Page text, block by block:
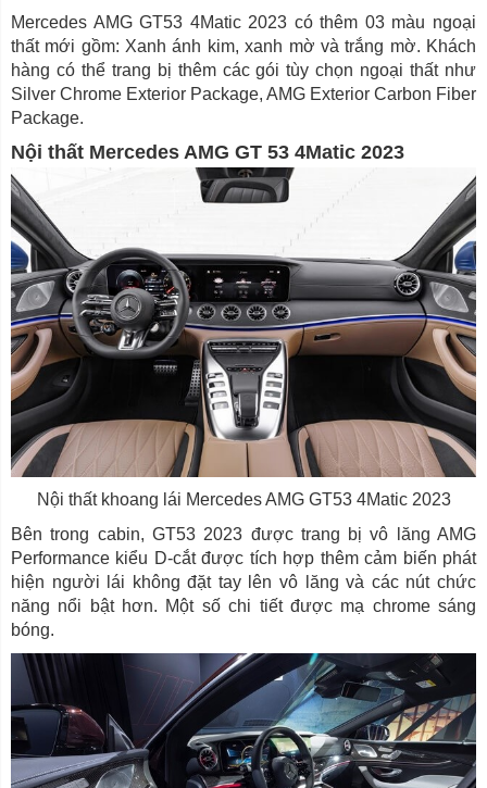
Mercedes AMG GT53 4Matic 2023 có thêm 03 màu ngoại
thất mới gồm: Xanh ánh kim, xanh mờ và trắng mờ. Khách
hàng có thể trang bị thêm các gói tùy chọn ngoại thất như
Silver Chrome Exterior Package, AMG Exterior Carbon Fiber
Package.
Nội thất Mercedes AMG GT 53 4Matic 2023
Nội thất khoang lái Mercedes AMG GT53 4Matic 2023
Bên trong cabin, GT53 2023 được trang bị vô lăng AMG
Performance kiểu D-cắt được tích hợp thêm cảm biến phát
hiện người lái không đặt tay lên vô lăng và các nút chức
năng nổi bật hơn. Một số chi tiết được mạ chrome sáng
bóng.